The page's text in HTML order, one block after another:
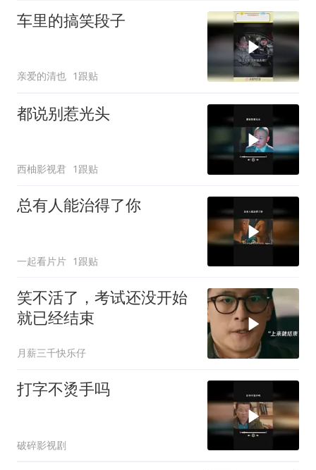
车里的搞笑段子
亲爱的清也 1跟贴
都说别惹光头
西柚影视君 1跟贴
总有人能治得了你
一起看片片 1跟贴
笑不活了，考试还没开始
就已经结束
月薪三千快乐仔
打字不烫手吗
破碎影视剧